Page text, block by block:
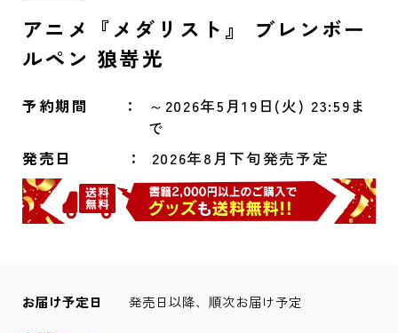
アニメ『メダリスト』 ブレンボー
ルペン 狼嵜光
予約期間
～2026年5月19日(火) 23:59ま
で
発売日
2026年8月下旬発売予定
お届け予定日 発売日以降、順次お届け予定